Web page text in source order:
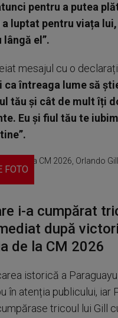
pentru a putea
luptat pentru viața
el”.
mesajul cu o
ca întreaga lume să
tău și cât de mult îți
Eu și fiul tău te
la CM 2026, Orlando
i-a cumpărat
după
de la CM 2026
istorică a
în atenția publicului, iar
tricoul lui Gill